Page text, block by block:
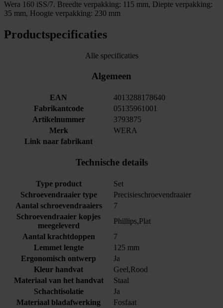
Wera 160 iSS/7. Breedte verpakking: 115 mm, Diepte verpakking:
35 mm, Hoogte verpakking: 230 mm
Productspecificaties
Alle specificaties
Algemeen
EAN
4013288178640
Fabrikantcode
05135961001
Artikelnummer
3793875
Merk
WERA
Link naar fabrikant
Technische details
Type product
Set
Schroevendraaier type
Precisieschroevendraaier
Aantal schroevendraaiers
7
Schroevendraaier kopjes
meegeleverd
Phillips,Plat
Aantal krachtdoppen
7
Lemmet lengte
125 mm
Ergonomisch ontwerp
Ja
Kleur handvat
Geel,Rood
Materiaal van het handvat
Staal
Schachtisolatie
Ja
Materiaal bladafwerking
Fosfaat